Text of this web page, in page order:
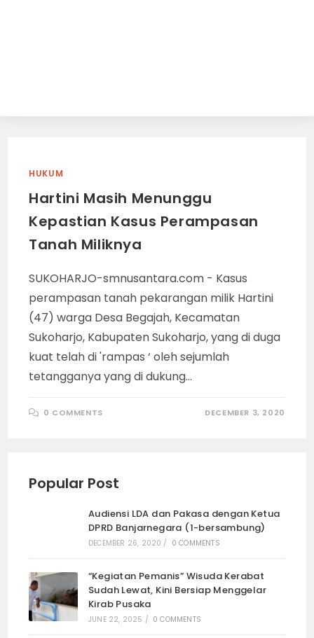
HUKUM
Hartini Masih Menunggu
Kepastian Kasus Perampasan
Tanah Miliknya
SUKOHARJO-smnusantara.com - Kasus
perampasan tanah pekarangan milik Hartini
(47) warga Desa Begajah, Kecamatan
Sukoharjo, Kabupaten Sukoharjo, yang di duga
kuat telah di 'rampas ‘ oleh sejumlah
tetangganya yang di dukung…
0 COMMENTS DECEMBER 3, 2020
Popular Post
Audiensi LDA dan Pakasa dengan Ketua
DPRD Banjarnegara (1-bersambung)
DECEMBER 26, 2020 / 0 COMMENTS
“Kegiatan Pemanis” Wisuda Kerabat
Sudah Lewat, Kini Bersiap Menggelar
Kirab Pusaka
JUNE 22, 2025 / 0 COMMENTS